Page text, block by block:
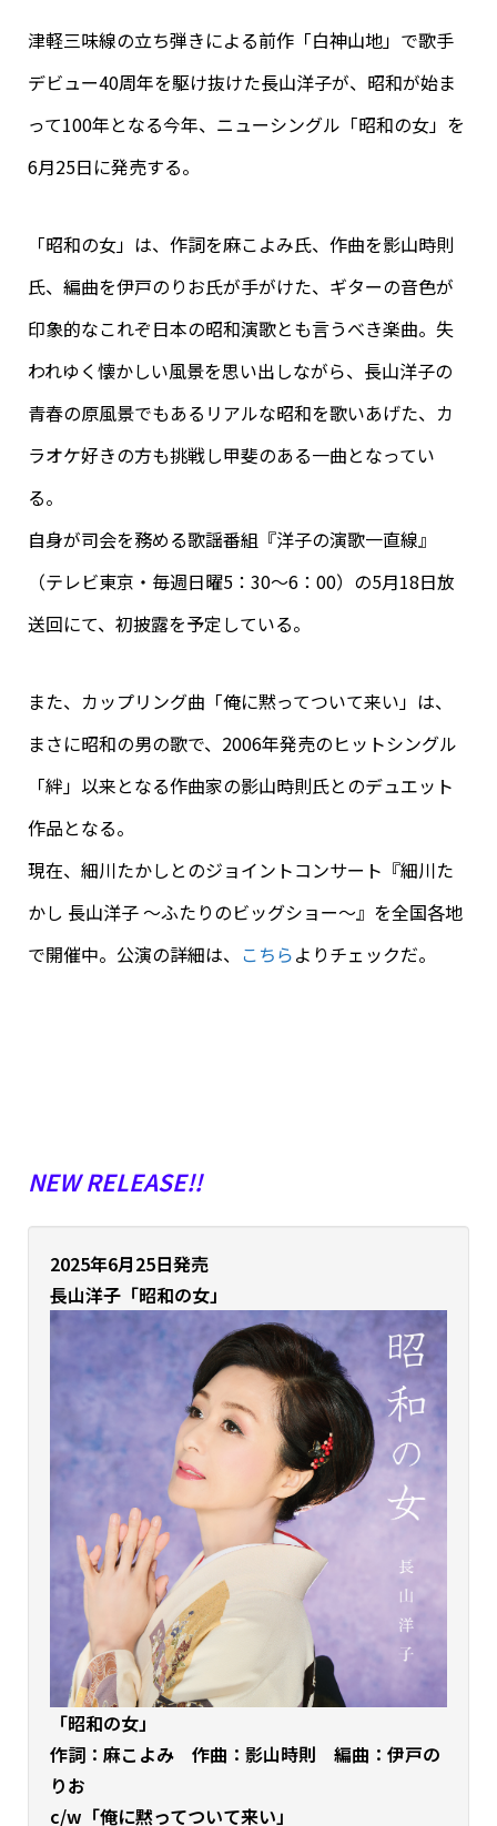
津軽三味線の立ち弾きによる前作「白神山地」で歌手
デビュー40周年を駆け抜けた長山洋子が、昭和が始ま
って100年となる今年、ニューシングル「昭和の女」を
6月25日に発売する。
「昭和の女」は、作詞を麻こよみ氏、作曲を影山時則
氏、編曲を伊戸のりお氏が手がけた、ギターの音色が
印象的なこれぞ日本の昭和演歌とも言うべき楽曲。失
われゆく懐かしい風景を思い出しながら、長山洋子の
青春の原風景でもあるリアルな昭和を歌いあげた、カ
ラオケ好きの方も挑戦し甲斐のある一曲となってい
る。
自身が司会を務める歌謡番組『洋子の演歌一直線』
（テレビ東京・毎週日曜5：30～6：00）の5月18日放
送回にて、初披露を予定している。
また、カップリング曲「俺に黙ってついて来い」は、
まさに昭和の男の歌で、2006年発売のヒットシングル
「絆」以来となる作曲家の影山時則氏とのデュエット
作品となる。
現在、細川たかしとのジョイントコンサート『細川た
かし 長山洋子 〜ふたりのビッグショー〜』を全国各地
で開催中。公演の詳細は、 こちらよりチェックだ。
NEW RELEASE!!
2025年6月25日発売
長山洋子「昭和の女」
「昭和の女」
作詞：麻こよみ 作曲：影山時則 編曲：伊戸の
りお
c/w「俺に黙ってついて来い」